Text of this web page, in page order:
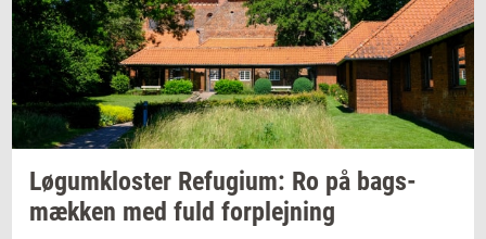
Løgum­klo­ster Re­fu­gi­um: Ro på bags­
mæk­ken med fuld for­plej­ning